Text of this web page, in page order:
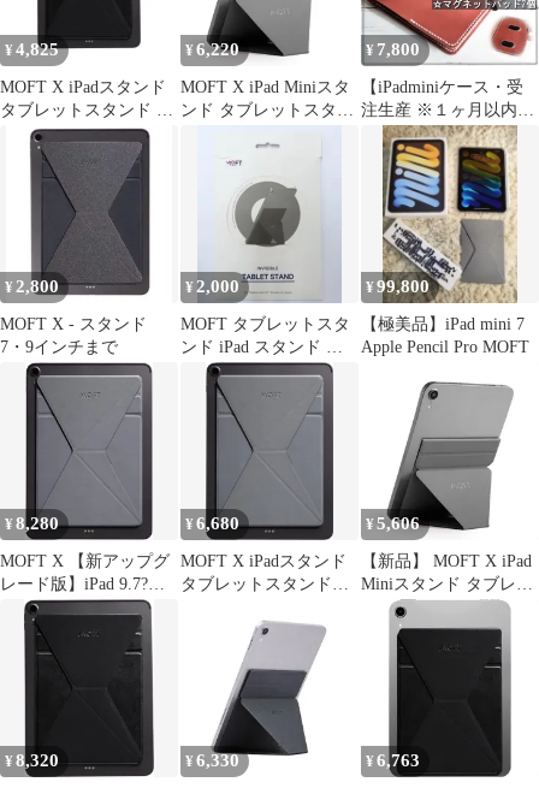
¥ 4,825
MOFT X iPadスタンド
タブレットスタンド 粘
着式 超薄型【日本国内
正規代理店】 9.7イン
チ/10.2インチ/10.5イン
チ/12.9インチに対応
iPad Air 第5世代(2022年
発売)に対応 折り畳み
式 コンパクト収納（ブ
ラック）
¥6,220
MOFT X iPad Miniスタ
ンド タブレットスタン
7.9~9.7インチ対応 【リ
ニューアル版】 極薄 超
軽量 折りたたみ 角度調
整可能 収納便利 持ち運
び便利（グレー）ym
d9ac0e0a
¥ 7,800
【iPadminiケース・受
注生産 ※１ヶ月以内に
製作発送※】MOFTマ
グパッドmini埋め込み
式 ※マグパッド2個
※MOFT X タブレット
スタンド別売り ☆
本革 イタリアンレザ
ー ブルガロ
BLUGARO
¥ 2,800
MOFT X - スタンド
7・9インチまで
¥ 2,000
MOFT タブレットスタ
ンド iPad スタンド 粘
着式 超薄型 2Way
¥99,800
【極美品】iPad mini 7
Apple Pencil Pro MOFT
¥8,280
MOFT X 【新アップグ
レード版】iPad 9.7?
12.9in タブレットスタ
ンド iPad Pro 2021 2022
9.7?12.9インチ 対応
(9.7?12.9インチ, クール
¥6,680
MOFT X iPadスタンド
タブレットスタンド
グネット式] 9.7イン
チ/10.2インチ/10.5イン
チ/12.9インチに対応 極
薄 超軽量 折りたたみ
角度調整可能 収納便利
持ち運び便利 (グレー)
¥5,606
【新品】 MOFT X iPad
Miniスタンド タブレッ
トスタンド iPad mini6
対応 7.9~9.7インチ対応
【リニューアル版】 極
ー） 1
¥8,320 ¥ 6,330 ¥ 6,763